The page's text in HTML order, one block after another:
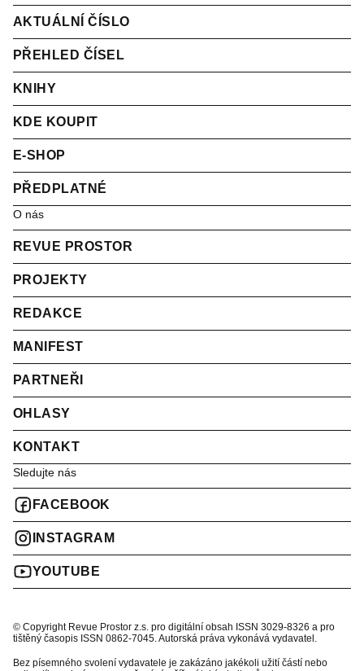
AKTUÁLNÍ ČÍSLO
PŘEHLED ČÍSEL
KNIHY
KDE KOUPIT
E-SHOP
PŘEDPLATNÉ
O nás
REVUE PROSTOR
PROJEKTY
REDAKCE
MANIFEST
PARTNEŘI
OHLASY
KONTAKT
Sledujte nás
FACEBOOK
INSTAGRAM
YOUTUBE
© Copyright Revue Prostor z.s. pro digitální obsah ISSN 3029-8326 a pro
tištěný časopis ISSN 0862-7045. Autorská práva vykonává vydavatel.
Bez písemného svolení vydavatele je zakázáno jakékoli užití částí nebo